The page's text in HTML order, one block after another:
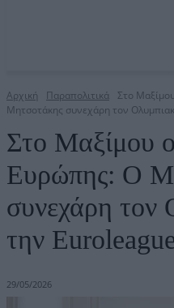
Αρχική Παραπολιτικά
Στο
Μητσοτάκης συνεχάρη τον
Στο Μαξίμου
Ευρώπης: Ο
συνεχάρη τον
την
29/05/2026